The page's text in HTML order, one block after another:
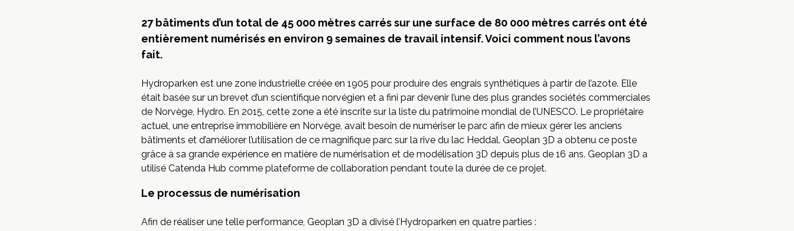
27 bâtiments d’un total de 45 000 mètres carrés sur une surface de 80 000 mètres carrés ont été
entièrement numérisés en environ 9 semaines de travail intensif. Voici comment nous l’avons
fait.
Hydroparken est une zone industrielle créée en 1905 pour produire des engrais synthétiques à partir de l’azote. Elle
était basée sur un brevet d’un scientifique norvégien et a fini par devenir l’une des plus grandes sociétés commerciales
de Norvège, Hydro. En 2015, cette zone a été inscrite sur la liste du patrimoine mondial de l’UNESCO. Le propriétaire
actuel, une entreprise immobilière en Norvège, avait besoin de numériser le parc afin de mieux gérer les anciens
bâtiments et d’améliorer l’utilisation de ce magnifique parc sur la rive du lac Heddal. Geoplan 3D a obtenu ce poste
grâce à sa grande expérience en matière de numérisation et de modélisation 3D depuis plus de 16 ans. Geoplan 3D a
utilisé Catenda Hub comme plateforme de collaboration pendant toute la durée de ce projet.
Le processus de numérisation
Afin de réaliser une telle performance, Geoplan 3D a divisé l’Hydroparken en quatre parties :